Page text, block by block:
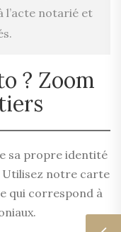
l’acte notarié et
? Zoom
sa propre identité
Utilisez notre carte
qui correspond à